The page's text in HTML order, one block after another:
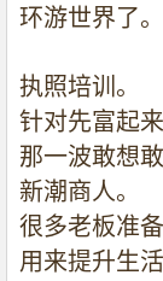
环游世界了。
执照培训。
针对先富起
那一波敢想敢
新潮商人。
很多老板准
用来提升生活